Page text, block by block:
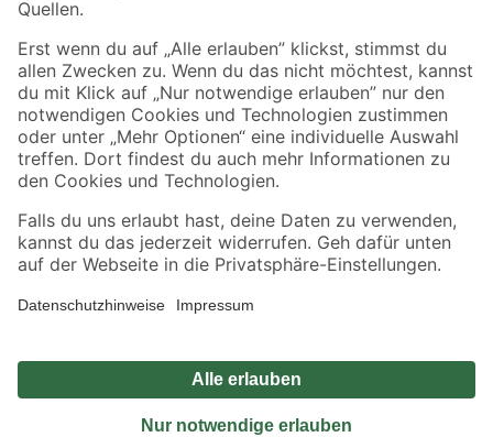
Sicher einkaufen
Jetzt die toom-App herunterladen
Alle Preisangaben in EUR inkl. gesetzl. MwSt.. Die dargestellten Angebote sind unter
Umständen nicht in allen Märkten verfügbar. Die angegebenen Verfügbarkeiten beziehen
Produkte nur solange der Vorrat reicht.
*Paketversand ab 59 € versandkostenfrei, gilt nicht für Artikel mit Speditionsversand, hier
Privatsphäre Impressum
Nutzungsbedingungen
Widerrufsrecht
Vertrag widerrufen